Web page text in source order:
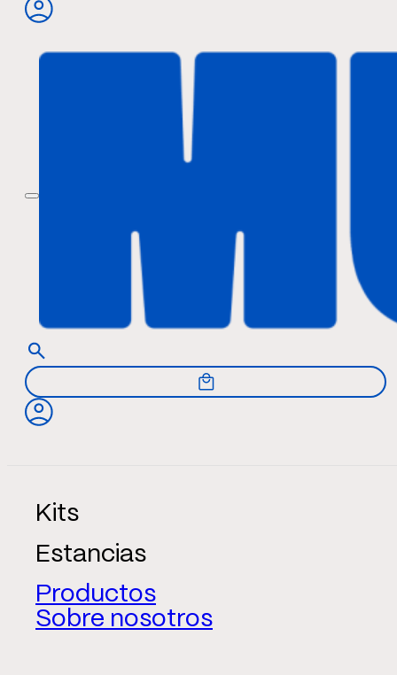
Kits
Estancias
Productos
Sobre nosotros